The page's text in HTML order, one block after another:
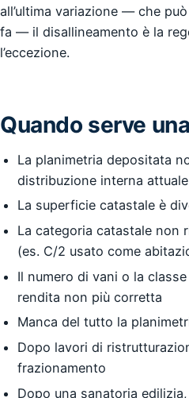
all’ultima variazione — che
fa — il disallineamento è la
l’eccezione.
Quando serve
La planimetria depositata
distribuzione interna attuale
La superficie catastale è
La categoria catastale non
(es. C/2 usato come
Il numero di vani o la
rendita non più corretta
Manca del tutto la
Dopo lavori di
frazionamento
Dopo una sanatoria